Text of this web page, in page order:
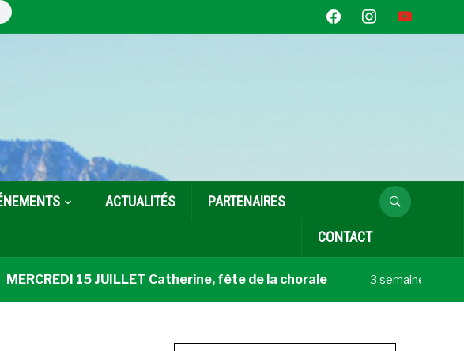
facebookinstagramyoutube
ACTUALITÉS PARTENAIRES
CONTACT
15 JUILLET Catherine, fête de la chorale 3 semaines Coup